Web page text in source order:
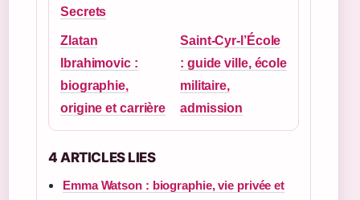
Secrets
Zlatan
Ibrahimovic :
biographie,
origine et carrière
Saint-Cyr-l’École
: guide ville, école
militaire,
admission
4 ARTICLES LIES
Emma Watson : biographie, vie privée et